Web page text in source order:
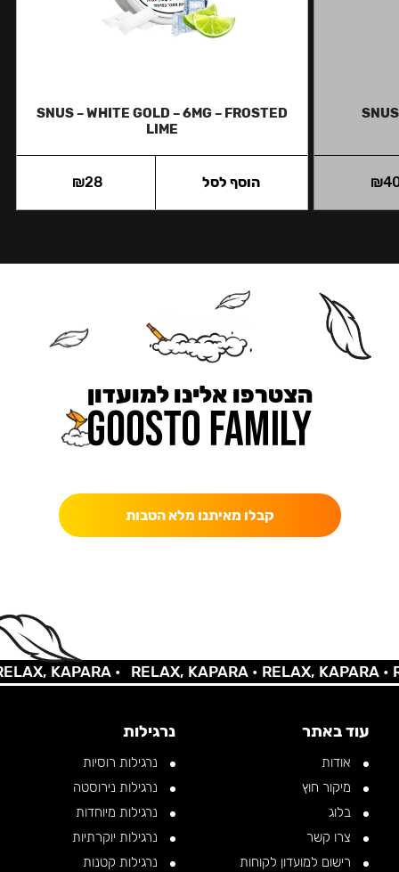
₪
SNUS – WHITE GOLD – 6MG – FROSTED
LIME
₪28 הוסף לסל
הצטרפו אלינו למועדון
קבלו מאיתנו מלא הטבות
KAPARA • RELAX, KAPARA •RELAX, KAPARA •
עוד באתר
אודות
מיקור חוץ
בלוג
צרו קשר
רישום למועדון לקוחות
נרגילות
נרגילות רוסיות
נרגילות נירוסטה
נרגילות מיוחדות
נרגילות יוקרתיות
נרגילות קטנות